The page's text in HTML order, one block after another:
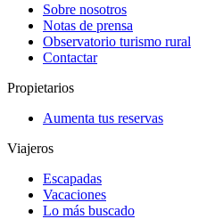
Sobre nosotros
Notas de prensa
Observatorio turismo rural
Contactar
Propietarios
Aumenta tus reservas
Viajeros
Escapadas
Vacaciones
Lo más buscado